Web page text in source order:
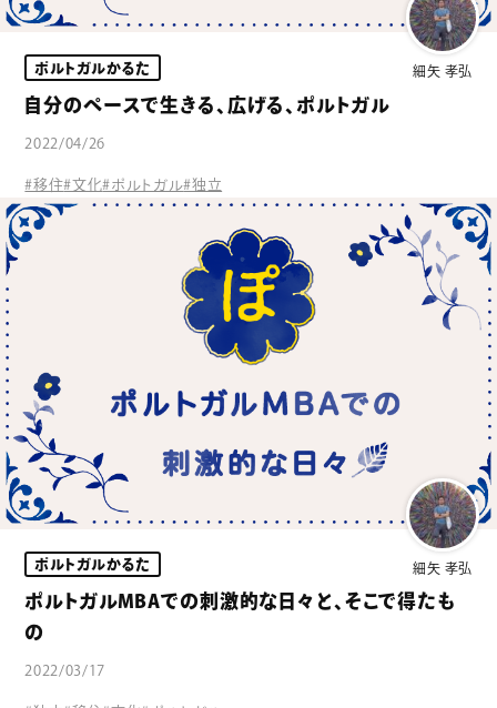
細矢 孝弘
ポルトガルかるた
自分のペースで生きる、広げる、ポルトガル
2022/04/26
#移住#文化#ポルトガル#独立
細矢 孝弘
ポルトガルかるた
ポルトガルMBAでの刺激的な日々と、そこで得たも
の
2022/03/17